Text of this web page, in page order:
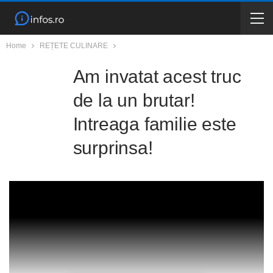
Home REȚETE CULINARE
Am invatat acest truc
de la un brutar!
Intreaga familie este
surprinsa!